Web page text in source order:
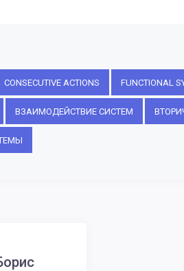
CONSECUTIVE ACTIONS FUNCTIONAL
ВЗАИМОДЕЙСТВИЕ СИСТЕМ